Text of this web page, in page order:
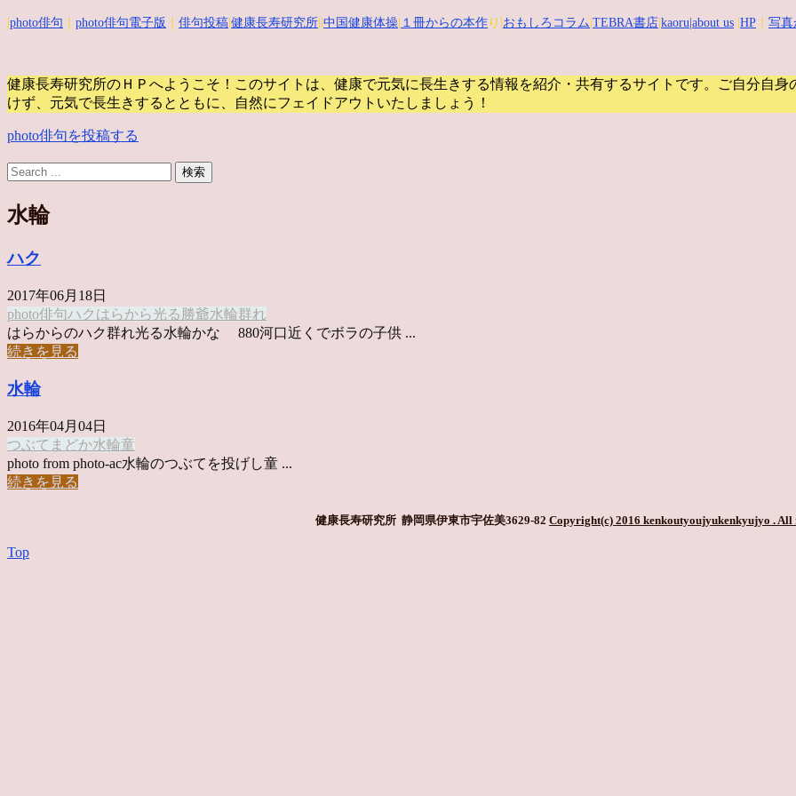
photo俳句 photo俳句電子版 俳句投稿 健康長寿研究所 中国健康体操 １冊からの本作 り| おもしろコラム TEBRA書店 kaoru |about us HP 写真
健康長寿研究所のＨＰへようこそ！このサイトは、健康で元気に長生きする情報を紹介・共有するサイトです。
ご自分自身
けず、元気で長生きするとともに、自然にフェイドアウトいたしましょう！
photo俳句を投稿する
水輪
ハク
2017年06月18日
photo俳句ハク はらから光る 勝爺水輪群れ
はらからのハク群れ光る水輪かな 880河口近くでボラの子供 ...
続きを見る
水輪
2016年04月04日
つぶて まどか水輪童
photo from photo-ac水輪のつぶてを投げし童 ...
続きを見る
健康長寿研究所 静岡県伊東市宇佐美3629-82 Copyright(c) 2016 kenkoutyoujyukenkyujyo . All
Top